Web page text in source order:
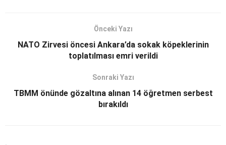
Önceki Yazı
NATO Zirvesi öncesi Ankara’da sokak köpeklerinin
toplatılması emri verildi
Sonraki Yazı
TBMM önünde gözaltına alınan 14 öğretmen serbest
bırakıldı